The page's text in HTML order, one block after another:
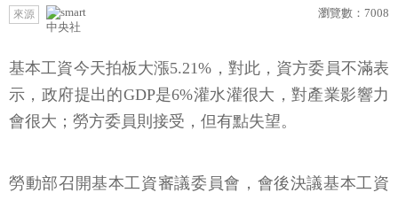
來源
中央社
瀏覽數： 7008
基本工資今天拍板大漲5.21%，對此，資方委員不滿表
示，政府提出的GDP是6%灌水灌很大，對產業影響力
會很大；勞方委員則接受，但有點失望。
勞動部召開基本工資審議委員會，會後決議基本工資